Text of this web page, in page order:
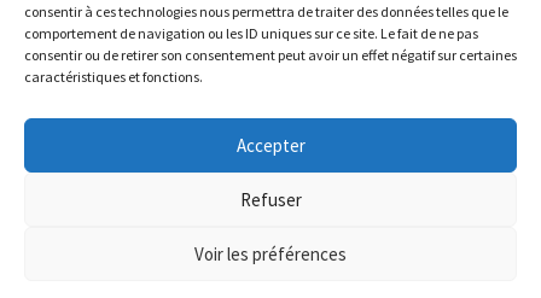
consentir à ces technologies nous permettra de traiter des données telles que le
comportement de navigation ou les ID uniques sur ce site. Le fait de ne pas
consentir ou de retirer son consentement peut avoir un effet négatif sur certaines
caractéristiques et fonctions.
Accepter
Refuser
Voir les préférences
santé
sida trans transphobie UE
Union européenne
vih
violences visibilité élections
S'inscrire à la Newsletter